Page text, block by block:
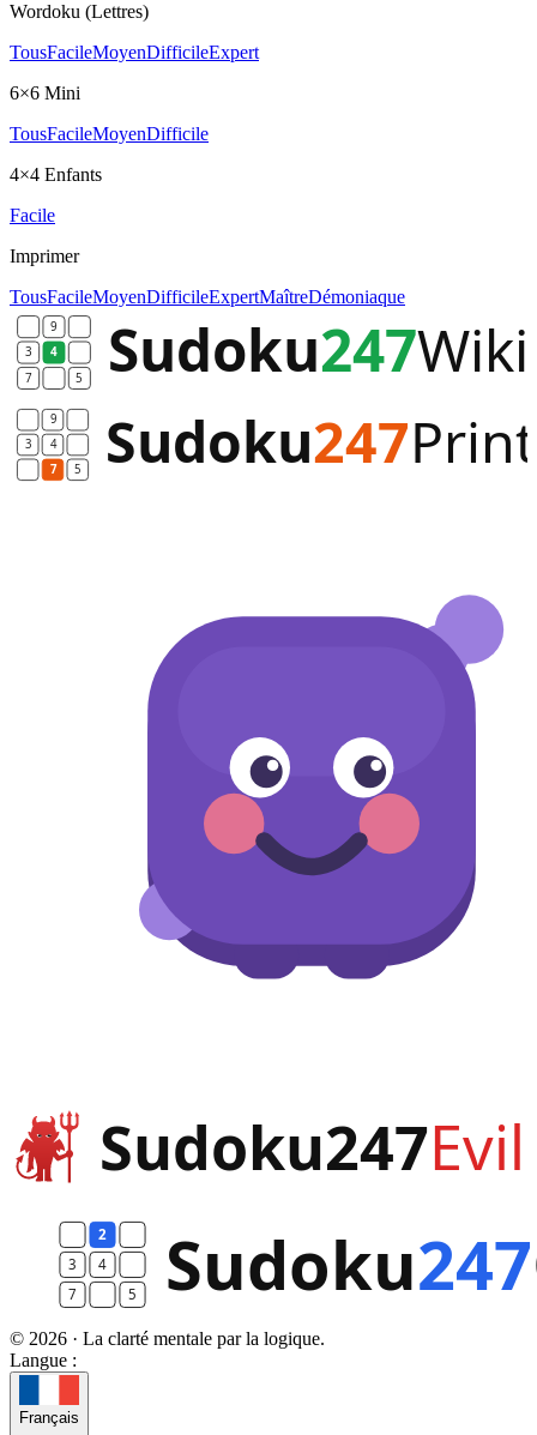
Wordoku (Lettres)
TousFacileMoyenDifficileExpert
6×6 Mini
TousFacileMoyenDifficile
4×4 Enfants
Facile
Imprimer
TousFacileMoyenDifficileExpertMaîtreDémoniaque
© 2026 · La clarté mentale par la logique.
Langue :
Français